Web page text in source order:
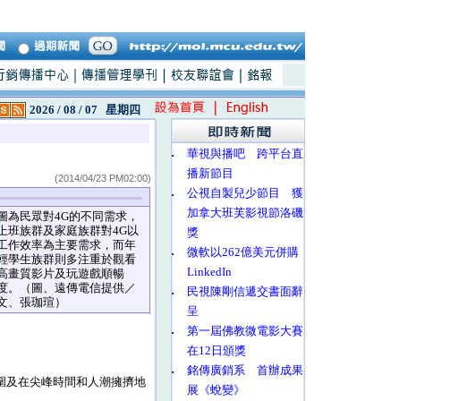
2026 / 08 / 07 星期四
(2014/04/23 PM02:00)
為民眾對4G的不同需求，
班族群及家庭族群對4G以
作效率為主要需求，而年
學生族群則多注重於觀看
畫質影片及玩遊戲順暢
。（圖、遠傳電信提供／
、張珈瑄）
在尖峰時間和人潮擁擠地
‧
華視與播吧 跨平台直
播新節目
‧
公視自製兒少節目 獲
加拿大班芙影視節洛磯
獎
‧
微軟以262億美元併購
LinkedIn
‧
民視陳剛信遞交書面辭
呈
‧
第一屆佛教微電影大賽
在12日頒獎
‧
銘傳廣銷系 首辦成果
展《蛻變》